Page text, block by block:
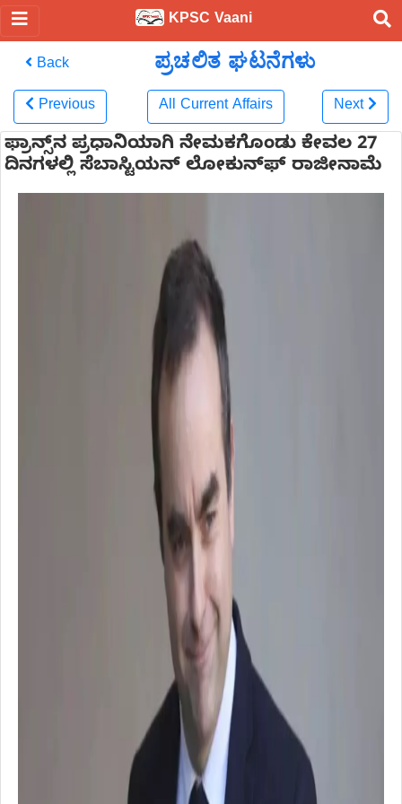
KPSC Vaani
Back ಪ್ರಚಲಿತ ಘಟನೆಗಳು
Previous All Current Affairs Next
ಫ್ರಾನ್ಸ್‌ನ ಪ್ರಧಾನಿಯಾಗಿ ನೇಮಕಗೊಂಡು ಕೇವಲ 27
ದಿನಗಳಲ್ಲಿ ಸೆಬಾಸ್ಟಿಯನ್ ಲೋಕುನ್‌ಫ್ ರಾಜೀನಾಮೆ